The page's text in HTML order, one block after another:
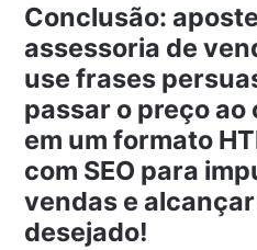
Conclusão:
assessoria de
use frases
passar o preço
em um formato
com SEO para
vendas e
desejado!